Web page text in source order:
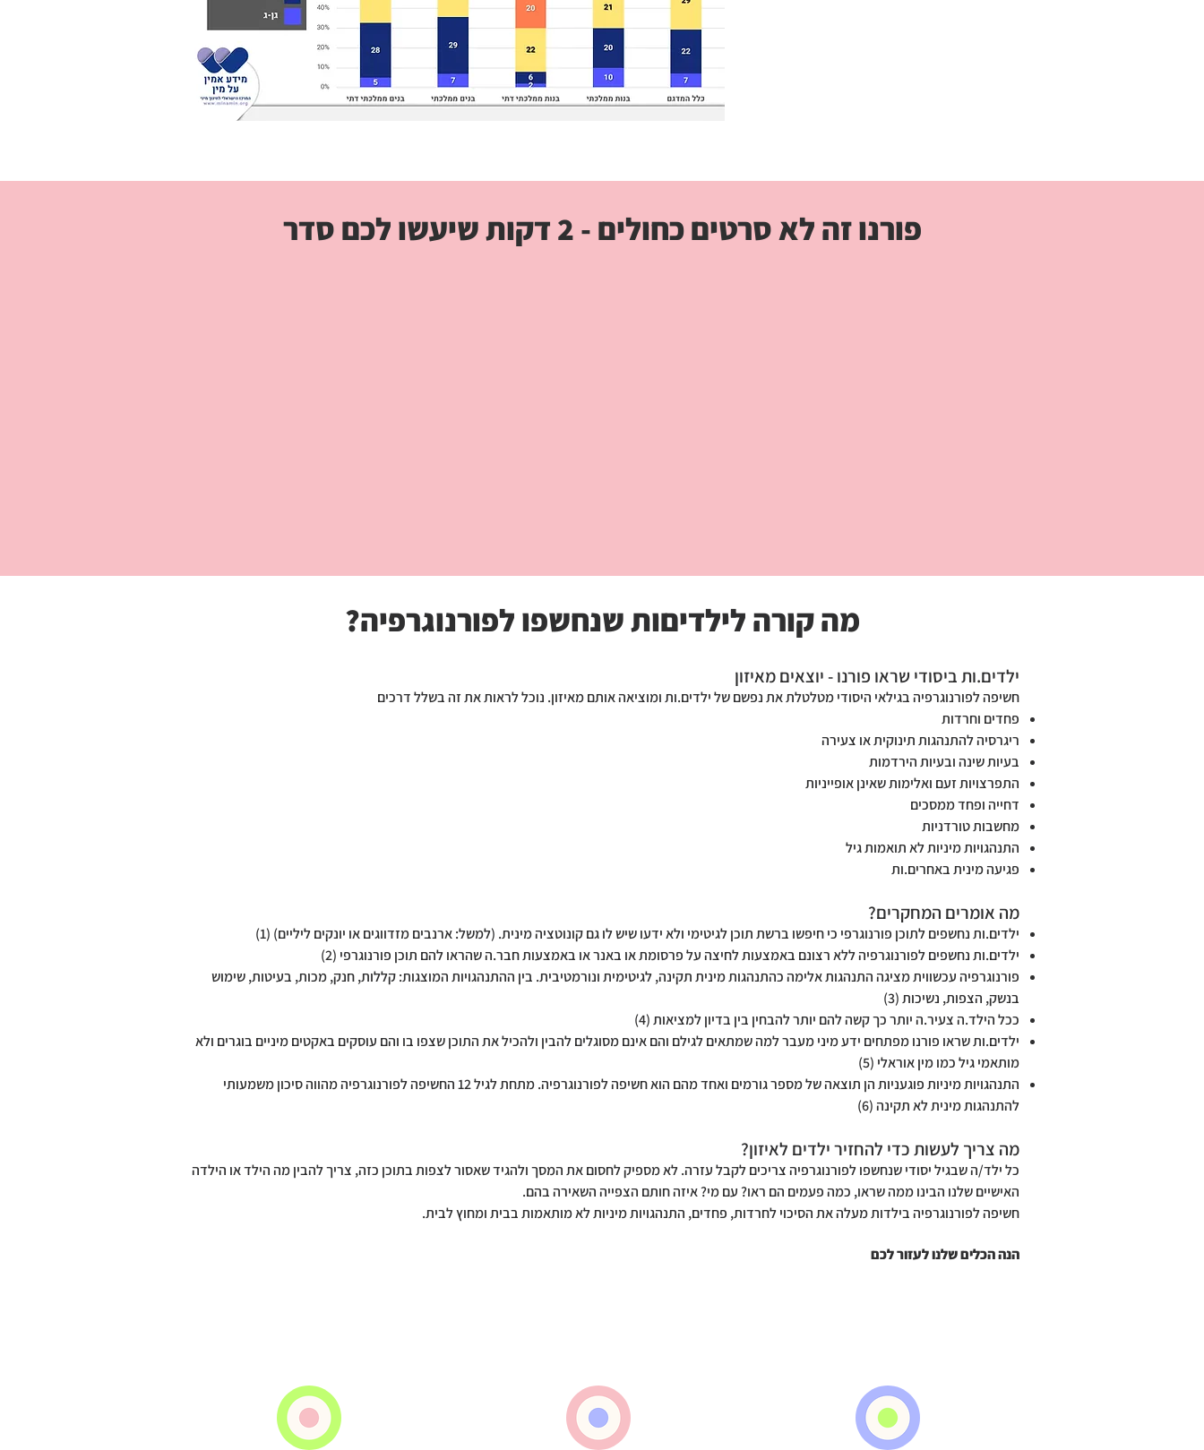
פורנו זה לא סרטים כחולים - 2 דקות שיעשו לכם סדר
מה קורה לילדיםות שנחשפו לפורנוגרפיה?
ילדים.ות ביסודי שראו פורנו - יוצאים מאיזון
חשיפה לפורנוגרפיה בגילאי היסודי מטלטלת את נפשם של ילדים.ות ומוציאה אותם מאיזון. נוכל לראות את זה בשלל דרכים
פחדים וחרדות
ריגרסיה להתנהגות תינוקית או צעירה
בעיות שינה ובעיות הירדמות
התפרצויות זעם ואלימות שאינן אופייניות
דחייה ופחד ממסכים
מחשבות טורדניות
התנהגויות מיניות לא תואמות גיל
פגיעה מינית באחרים.ות
מה אומרים המחקרים?
ילדים.ות נחשפים לתוכן פורנוגרפי כי חיפשו ברשת תוכן לגיטימי ולא ידעו שיש לו גם קונוטציה מינית. (למשל: ארנבים מזדווגים או יונקים ליליים) (1)
ילדים.ות נחשפים לפורנוגרפיה ללא רצונם באמצעות לחיצה על פרסומת או באנר או באמצעות חבר.ה שהראו להם תוכן פורנוגרפי (2)
פורנוגרפיה עכשווית מציגה התנהגות אלימה כהתנהגות מינית תקינה, לגיטימית ונורמטיבית. בין ההתנהגויות המוצגות: קללות, חנק, מכות, בעיטות, שימוש
בנשק, הצפות, נשיכות (3)
ככל הילד.ה צעיר.ה יותר כך קשה להם יותר להבחין בין בדיון למציאות (4)
ילדים.ות שראו פורנו מפתחים ידע מיני מעבר למה שמתאים לגילם והם אינם מסוגלים להבין ולהכיל את התוכן שצפו בו והם עוסקים באקטים מיניים בוגרים ולא
מותאמי גיל כמו מין אוראלי (5)
התנהגויות מיניות פוגעניות הן תוצאה של מספר גורמים ואחד מהם הוא חשיפה לפורנוגרפיה. מתחת לגיל 12 החשיפה לפורנוגרפיה מהווה סיכון משמעותי
להתנהגות מינית לא תקינה (6)
מה צריך לעשות כדי להחזיר ילדים לאיזון?
כל ילד/ה שבגיל יסודי שנחשפו לפורנוגרפיה צריכים לקבל עזרה. לא מספיק לחסום את המסך ולהגיד שאסור לצפות בתוכן כזה, צריך להבין מה הילד או הילדה
האישיים שלנו הבינו ממה שראו, כמה פעמים הם ראו? עם מי? איזה חותם הצפייה השאירה בהם.
חשיפה לפורנוגרפיה בילדות מעלה את הסיכוי לחרדות, פחדים, התנהגויות מיניות לא מותאמות בבית ומחוץ לבית.
הנה הכלים שלנו לעזור לכם